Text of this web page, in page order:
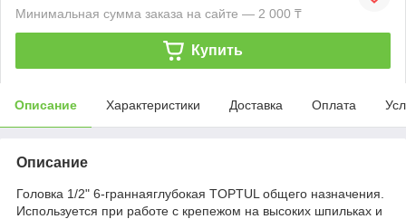
Минимальная сумма заказа на сайте — 2 000 ₸
Купить
Описание Характеристики Доставка Оплата
Описание
Головка 1/2" 6-граннаяглубокая TOPTUL общего назначения.
Используется при работе с крепежом на высоких шпильках и